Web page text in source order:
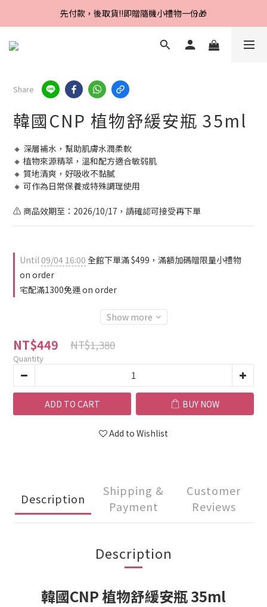
Line好友招募中，首購、回購皆贈100元
先付款，後取貨‼️即贈隨機小禮物一份🎁
Line好友招募中，首購、回購皆贈100元
Share
韓國CNP 植物舒緩安瓶 35ml
🔸 深層補水，幫助肌膚水潤柔軟
🔸 植物來源精萃，溫和配方適合敏弱肌
🔸 質地清爽，好吸收不黏膩
🔸 可作為日常保養或特殊調理使用
⚠️ 商品效期至：2026/10/17，請確認可接受再下單
Until09/04 16:00 全館下單滿 $499，滿額加碼贈限量小禮物
on order
宅配滿1300免運 on order
Show more
NT$449 NT$1,380
Quantity
ADD TO CART BUY NOW
Add to Wishlist
Description
Shipping &
Payment
Customer
Reviews
Description
韓國CNP 植物舒緩安瓶 35ml